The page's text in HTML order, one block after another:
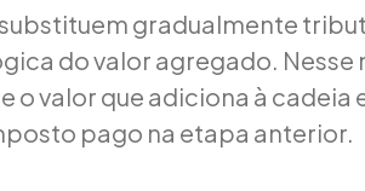
substituem gradualmente
do valor agregado. Nesse
o valor que adiciona à
pago na etapa anterior.